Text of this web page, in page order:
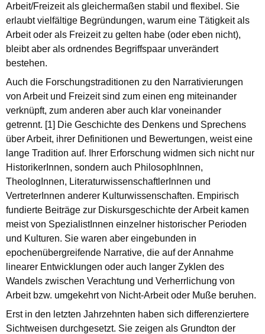
Arbeit/Freizeit als gleichermaßen stabil und flexibel. Sie
erlaubt vielfältige Begründungen, warum eine Tätigkeit als
Arbeit oder als Freizeit zu gelten habe (oder eben nicht),
bleibt aber als ordnendes Begriffspaar unverändert
bestehen.
Auch die Forschungstraditionen zu den Narrativierungen
von Arbeit und Freizeit sind zum einen eng miteinander
verknüpft, zum anderen aber auch klar voneinander
getrennt. [1] Die Geschichte des Denkens und Sprechens
über Arbeit, ihrer Definitionen und Bewertungen, weist eine
lange Tradition auf. Ihrer Erforschung widmen sich nicht nur
HistorikerInnen, sondern auch PhilosophInnen,
TheologInnen, LiteraturwissenschaftlerInnen und
VertreterInnen anderer Kulturwissenschaften. Empirisch
fundierte Beiträge zur Diskursgeschichte der Arbeit kamen
meist von SpezialistInnen einzelner historischer Perioden
und Kulturen. Sie waren aber eingebunden in
epochenübergreifende Narrative, die auf der Annahme
linearer Entwicklungen oder auch langer Zyklen des
Wandels zwischen Verachtung und Verherrlichung von
Arbeit bzw. umgekehrt von Nicht-Arbeit oder Muße beruhen.
Erst in den letzten Jahrzehnten haben sich differenziertere
Sichtweisen durchgesetzt. Sie zeigen als Grundton der